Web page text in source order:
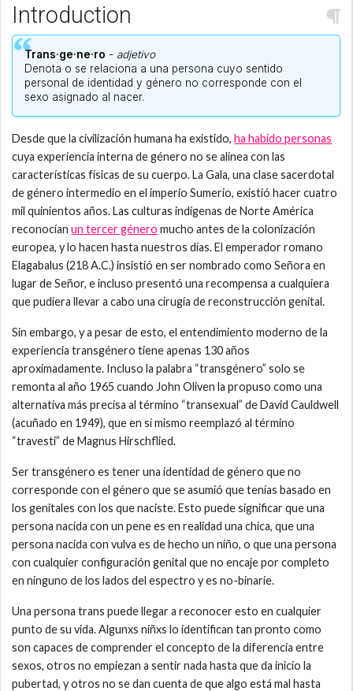
Introduction
Trans·ge·ne·ro - adjetivo
Denota o se relaciona a una persona cuyo sentido
personal de identidad y género no corresponde con el
sexo asignado al nacer.
Desde que la civilización humana ha existido,ha habido personas
cuya experiencia interna de género no se alinea con las
características físicas de su cuerpo. La Gala, una clase sacerdotal
de género intermedio en el imperio Sumerio, existió hacer cuatro
mil quinientos años. Las culturas indígenas de Norte América
reconocíanun tercer género mucho antes de la colonización
europea, y lo hacen hasta nuestros días. El emperador romano
Elagabalus (218 A.C.) insistió en ser nombrado como Señora en
lugar de Señor, e incluso presentó una recompensa a cualquiera
que pudiera llevar a cabo una cirugía de reconstrucción genital.
Sin embargo, y a pesar de esto, el entendimiento moderno de la
experiencia transgénero tiene apenas 130 años
aproximadamente. Incluso la palabra “transgénero” solo se
remonta al año 1965 cuando John Oliven la propuso como una
alternativa más precisa al término “transexual” de David Cauldwell
(acuñado en 1949), que en sí mismo reemplazó al término
“travesti” de Magnus Hirschflied.
Ser transgénero es tener una identidad de género que no
corresponde con el género que se asumió que tenías basado en
los genitales con los que naciste. Esto puede significar que una
persona nacida con un pene es en realidad una chica, que una
persona nacida con vulva es de hecho un niño, o que una persona
con cualquier configuración genital que no encaje por completo
en ninguno de los lados del espectro y es no-binarie.
Una persona trans puede llegar a reconocer esto en cualquier
punto de su vida. Algunxs niñxs lo identifican tan pronto como
son capaces de comprender el concepto de la diferencia entre
sexos, otros no empiezan a sentir nada hasta que da inicio la
pubertad, y otros no se dan cuenta de que algo está mal hasta